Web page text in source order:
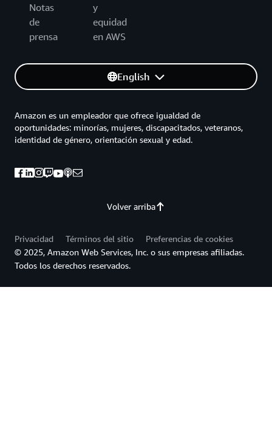
Notas
de
prensa
y
equidad
en AWS
English
Volver arriba
Amazon es un empleador que ofrece igualdad de
oportunidades: minorías, mujeres, discapacitados, veteranos,
identidad de género, orientación sexual y edad.
Privacidad Términos del sitio
Preferencias de cookies
© 2025, Amazon Web Services, Inc. o sus empresas afiliadas.
Todos los derechos reservados.